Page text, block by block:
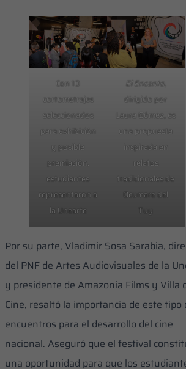
Con 10
cortometrajes
seleccionados
para exhibición
y posible
premiación,
estudiantes
representaron a
la Unearte
El Encanto
dirigido por
Laura Gómez, es
una propuesta
inspirada en
relatos
tradicionales de
Ocumare del
Tuy
Por su parte, Vladimir Sosa Sarabia,
del PNF de Artes Audiovisuales de la
y presidente de Amazonia Films y Villa
Cine, resaltó la importancia de este tipo
encuentros para el desarrollo del cine
nacional. Aseguró que el festival
una oportunidad para que los